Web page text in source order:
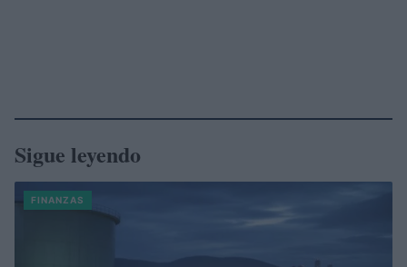
Sigue leyendo
FINANZAS